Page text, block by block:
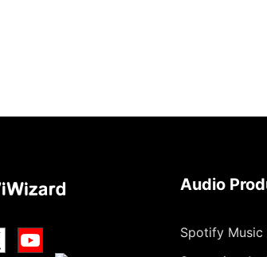
Audio
Spotify